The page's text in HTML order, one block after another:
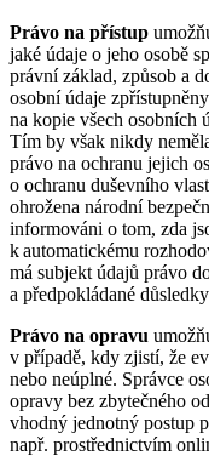
Právo na přístup
jaké údaje o jeho osobě
právní základ, způsob a
osobní údaje
na kopie všech osobních
Tím by však nikdy
právo na ochranu jejich
o ochranu duševního
ohrožena národní
informováni o tom, zda
k automatickému
má subjekt údajů právo
a předpokládané
Právo na opravu
v případě, kdy zjistí, že
nebo neúplné. Správce
opravy bez zbytečného
vhodný jednotný postup
např. prostřednictvím